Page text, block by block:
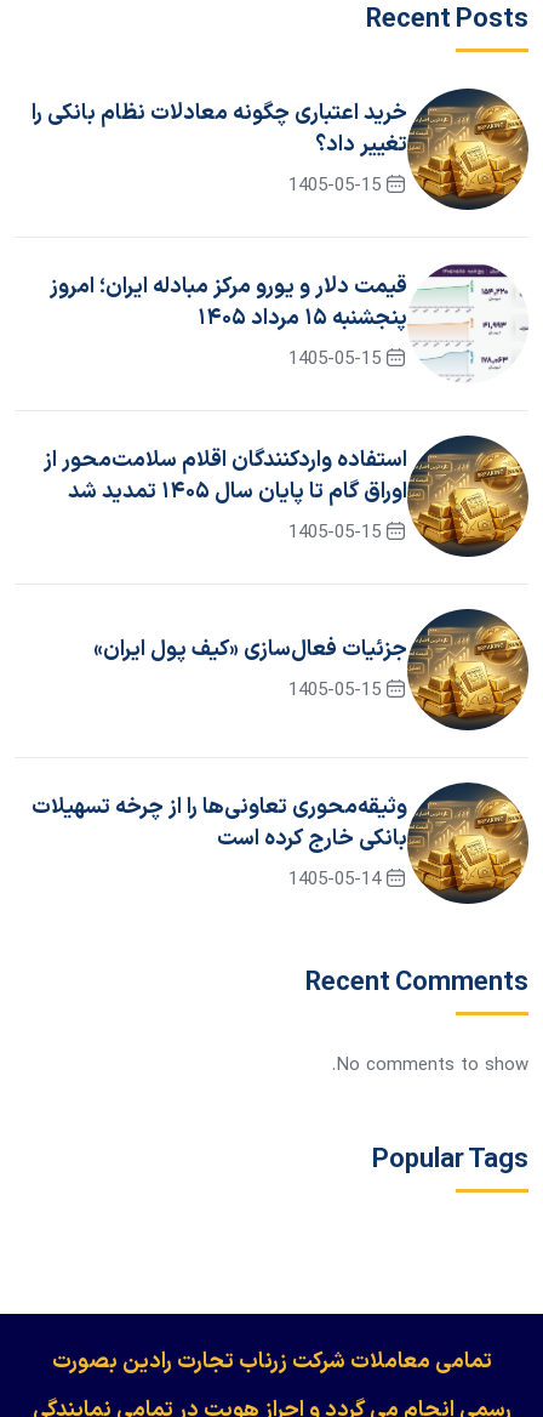
Recent Posts
خرید اعتباری چگونه معادلات نظام بانکی را
تغییر داد؟
1405-05-15
قیمت دلار و یورو مرکز مبادله ایران؛ امروز
پنجشنبه ۱۵ مرداد ۱۴۰۵
1405-05-15
استفاده واردکنندگان اقلام سلامت‌محور از
اوراق گام تا پایان سال ۱۴۰۵ تمدید شد
1405-05-15
جزئیات فعال‌سازی «کیف پول ایران»
1405-05-15
وثیقه‌محوری تعاونی‌ها را از چرخه تسهیلات
بانکی خارج کرده است
1405-05-14
Recent Comments
No comments to show.
Popular Tags
​​​​​​تمامی معاملات شرکت زرناب تجارت رادین بصورت
رسمی انجام می گردد و احراز هویت در تمامی نمایندگی